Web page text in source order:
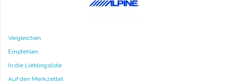
Vergleichen
Empfehlen
In die Lieblingsliste
Auf den Merkzettel